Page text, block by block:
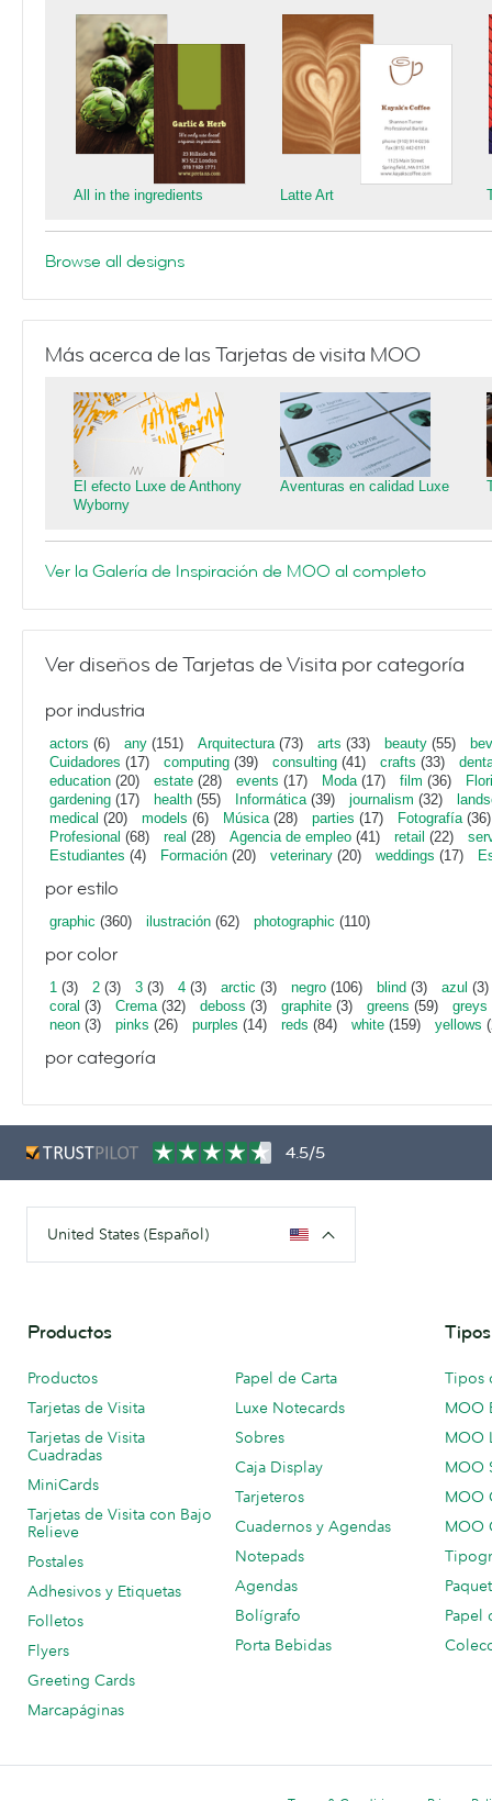
All in the ingredients Latte Art
Browse all designs
Más acerca de las Tarjetas de visita MOO
El efecto Luxe de Anthony
Wyborny
Aventuras en calidad Luxe
Ver la Galería de Inspiración de MOO al completo
Ver diseños de Tarjetas de Visita por categoría
por industria
actors (6) any (151) Arquitectura(73) arts (33) beauty (55)
Cuidadores (17) computing (39) consulting (41) crafts (33)
education (20) estate (28) events (17) Moda(17) film (36)
gardening (17) health (55) Informática(39) journalism (32)
medical (20) models (6) Música(28) parties (17) Fotografía(36)
Profesional (68) real (28) Agencia de empleo (41) retail (22)
Estudiantes (4) Formación (20) veterinary (20) weddings (17)
por estilo
graphic (360) ilustración (62) photographic (110)
por color
1 (3) 2 (3) 3 (3) 4 (3) arctic (3) negro (106) blind (3) azul (3)
coral (3) Crema(32) deboss (3) graphite (3) greens (59) greys
neon (3) pinks (26) purples (14) reds (84) white (159) yellows
por categoría
4.5/5
United States (Español)
Productos
Productos
Tarjetas de Visita
Tarjetas de Visita
Cuadradas
MiniCards
Tarjetas de Visita con Bajo
Relieve
Postales
Adhesivos y Etiquetas
Folletos
Flyers
Greeting Cards
Marcapáginas
Papel de Carta
Luxe Notecards
Sobres
Caja Display
Tarjeteros
Cuadernos y Agendas
Notepads
Agendas
Bolígrafo
Porta Bebidas
Tipos
MOO
MOO
MOO
MOO
MOO
Papel